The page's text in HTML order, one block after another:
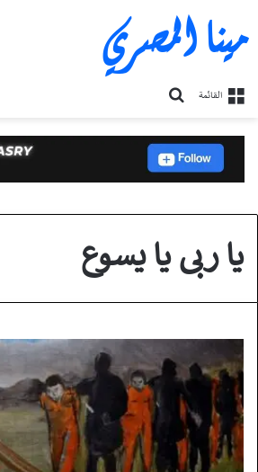
مينا المصري
القائمة
يا ربى يا يسوع